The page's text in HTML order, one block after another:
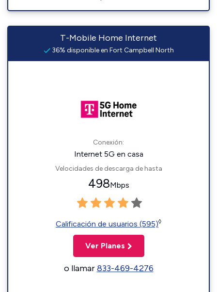
T-Mobile Home Internet
36% disponible en Fort Campbell North
Conexión:
Internet 5G en casa
Velocidades de descarga de hasta
498Mbps
Calificación de usuarios (595)◊
Ver Planes
o llamar833-469-4276